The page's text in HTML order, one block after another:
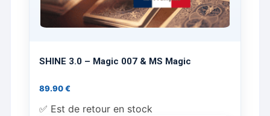
SHINE 3.0 – Magic 007 & MS Magic
89.90€
✅ Est de retour en stock